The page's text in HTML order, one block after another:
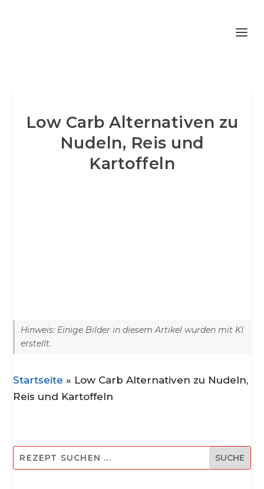
Low Carb Alternativen zu
Nudeln, Reis und
Kartoffeln
Hinweis: Einige Bilder in diesem Artikel wurden mit KI
erstellt.
Startseite » Low Carb Alternativen zu Nudeln,
Reis und Kartoffeln